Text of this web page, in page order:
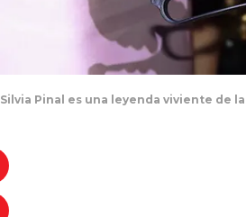
Silvia Pinal es una leyenda viviente de